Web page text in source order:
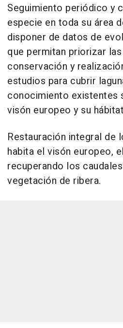
Seguimiento periódico y
especie en toda su área
disponer de datos de
que permitan priorizar
conservación y
estudios para cubrir
conocimiento existentes
visón europeo y su
Restauración integral de
habita el visón europeo,
recuperando los
vegetación de ribera.